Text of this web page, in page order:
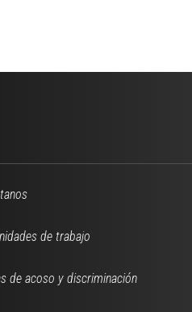
de trabajo
de acoso y discriminación